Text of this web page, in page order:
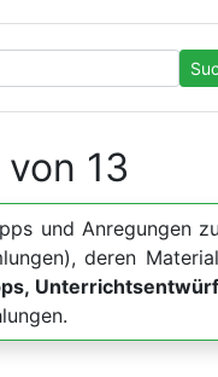
von 13
und Anregungen
deren